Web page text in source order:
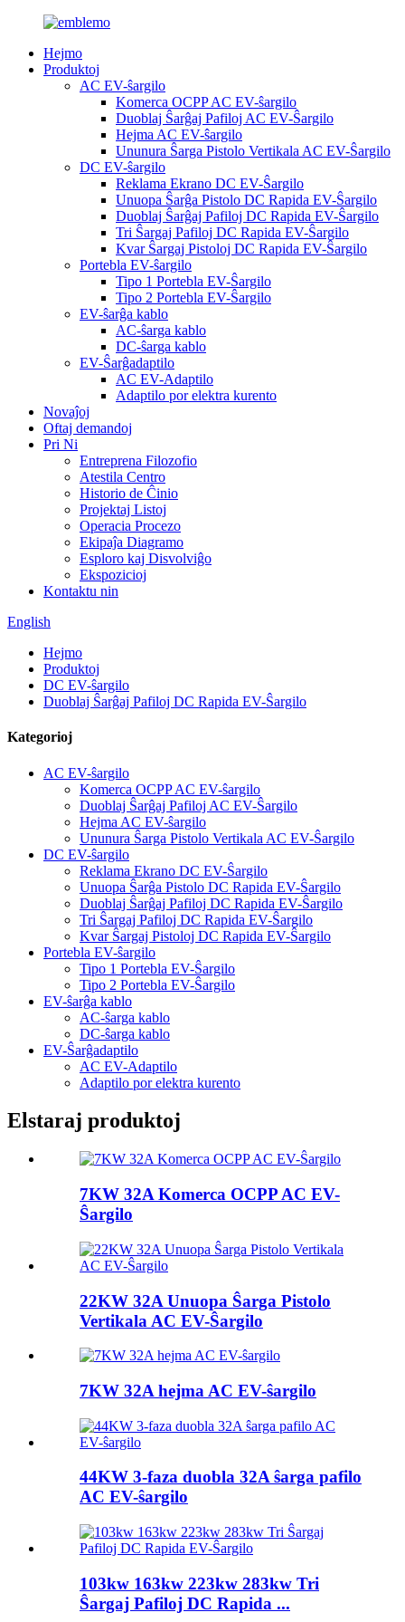
Hejmo
Produktoj
AC EV-ŝargilo
Komerca OCPP AC EV-ŝargilo
Duoblaj Ŝarĝaj Pafiloj AC EV-Ŝargilo
Hejma AC EV-ŝargilo
Ununura Ŝarga Pistolo Vertikala AC EV-Ŝargilo
DC EV-ŝargilo
Reklama Ekrano DC EV-Ŝargilo
Unuopa Ŝarĝa Pistolo DC Rapida EV-Ŝargilo
Duoblaj Ŝarĝaj Pafiloj DC Rapida EV-Ŝargilo
Tri Ŝargaj Pafiloj DC Rapida EV-Ŝargilo
Kvar Ŝargaj Pistoloj DC Rapida EV-Ŝargilo
Portebla EV-ŝargilo
Tipo 1 Portebla EV-Ŝargilo
Tipo 2 Portebla EV-Ŝargilo
EV-ŝarĝa kablo
AC-ŝarga kablo
DC-ŝarga kablo
EV-Ŝarĝadaptilo
AC EV-Adaptilo
Adaptilo por elektra kurento
Novaĵoj
Oftaj demandoj
Pri Ni
Entreprena Filozofio
Atestila Centro
Historio de Ĉinio
Projektaj Listoj
Operacia Procezo
Ekipaĵa Diagramo
Esploro kaj Disvolviĝo
Ekspozicioj
Kontaktu nin
English
Hejmo
Produktoj
DC EV-ŝargilo
Duoblaj Ŝarĝaj Pafiloj DC Rapida EV-Ŝargilo
Kategorioj
AC EV-ŝargilo
Komerca OCPP AC EV-ŝargilo
Duoblaj Ŝarĝaj Pafiloj AC EV-Ŝargilo
Hejma AC EV-ŝargilo
Ununura Ŝarga Pistolo Vertikala AC EV-Ŝargilo
DC EV-ŝargilo
Reklama Ekrano DC EV-Ŝargilo
Unuopa Ŝarĝa Pistolo DC Rapida EV-Ŝargilo
Duoblaj Ŝarĝaj Pafiloj DC Rapida EV-Ŝargilo
Tri Ŝargaj Pafiloj DC Rapida EV-Ŝargilo
Kvar Ŝargaj Pistoloj DC Rapida EV-Ŝargilo
Portebla EV-ŝargilo
Tipo 1 Portebla EV-Ŝargilo
Tipo 2 Portebla EV-Ŝargilo
EV-ŝarĝa kablo
AC-ŝarga kablo
DC-ŝarga kablo
EV-Ŝarĝadaptilo
AC EV-Adaptilo
Adaptilo por elektra kurento
Elstaraj produktoj
7KW 32A Komerca OCPP AC EV-
Ŝargilo
22KW 32A Unuopa Ŝarga Pistolo
Vertikala AC EV-Ŝargilo
7KW 32A hejma AC EV-ŝargilo
44KW 3-faza duobla 32A ŝarga pafilo
AC EV-ŝargilo
103kw 163kw 223kw 283kw Tri
Ŝargaj Pafiloj DC Rapida ...